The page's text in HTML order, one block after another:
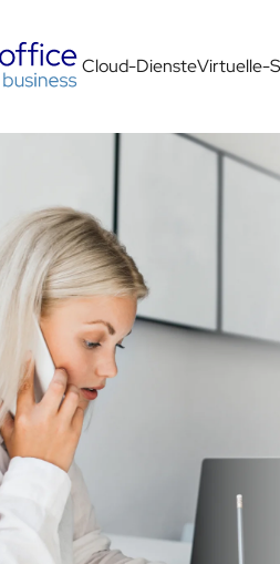
Cloud-DiensteVirtuelle-